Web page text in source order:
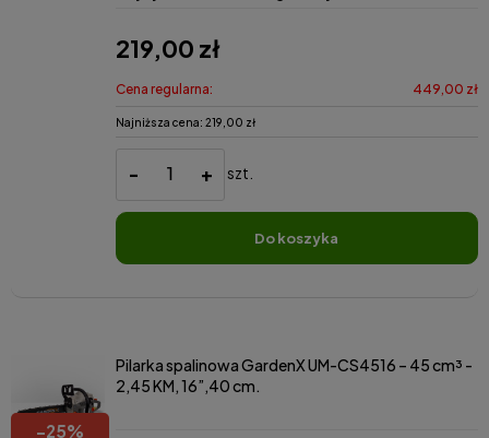
219,00 zł
Cena regularna: 449,00 zł
Najniższa cena: 219,00 zł
- + szt.
do koszyka
-25%
Pilarka spalinowa GardenX UM-CS4516 – 45 cm³ -
2,45 KM, 16”,40 cm.